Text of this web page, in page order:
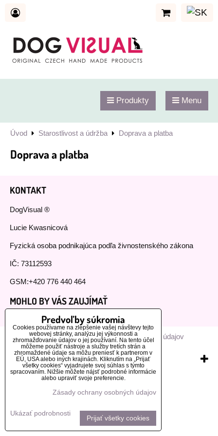
Produkty Menu
Úvod Starostlivost a údržba Doprava a platba
Doprava a platba
KONTAKT
DogVisual ®
Lucie Kwasnicová
Fyzická osoba podnikajúca podľa živnostenského zákona
IČ: 73112593
GSM:+420 776 440 464
MOHLO BY VÁS ZAUJÍMAŤ
Naši zákazníci
Predvoľby súkromia Zásady ochrany osobných údajov
Vytvorené pomocou:BiznisWeb.sk
Predvoľby súkromia
Cookies používame na zlepšenie vašej návštevy tejto
webovej stránky, analýzu jej výkonnosti a
zhromažďovanie údajov o jej používaní. Na tento účel
môžeme použiť nástroje a služby tretích strán a
zhromaždené údaje sa môžu preniesť k partnerom v
EÚ, USA alebo iných krajinách. Kliknutím na „Prijať
všetky cookies“ vyjadrujete svoj súhlas s týmto
spracovaním. Nižšie môžete nájsť podrobné informácie
alebo upraviť svoje preferencie.
Zásady ochrany osobných údajov
Ukázať podrobnosti
Prijať všetky cookies